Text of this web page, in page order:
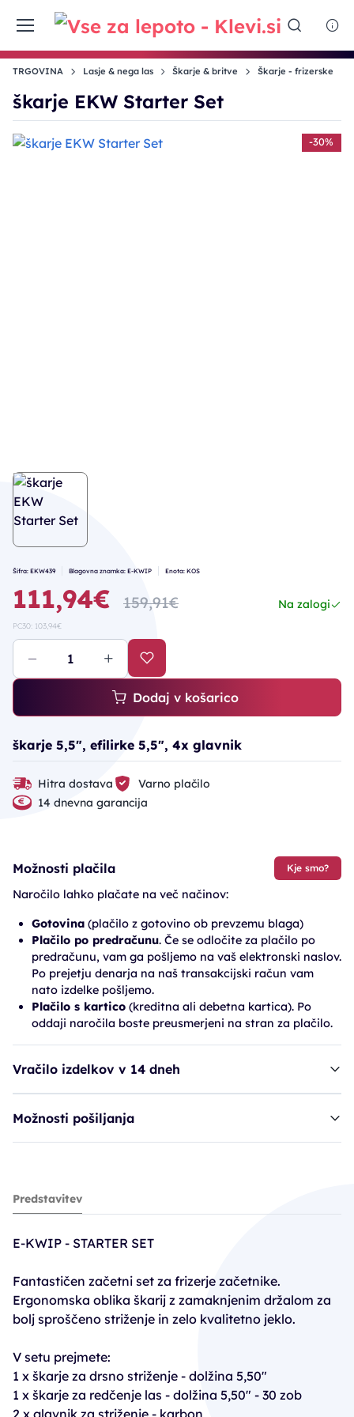
TRGOVINA Lasje & nega las Škarje & britve Škarje - frizerske
škarje EKW Starter Set
-30%
Šifra: EKW439 Blagovna znamka: E-KWIP Enota: KOS
111,94€ 159,91€ Na zalogi
PC30: 103,94€
Dodaj v košarico
škarje 5,5", efilirke 5,5", 4x glavnik
Hitra dostava
Varno plačilo
14 dnevna garancija
Možnosti plačila Kje smo?
Naročilo lahko plačate na več načinov:
Gotovina (plačilo z gotovino ob prevzemu blaga)
Plačilo po predračunu. Če se odločite za plačilo po
predračunu, vam ga pošljemo na vaš elektronski naslov.
Po prejetju denarja na naš transakcijski račun vam
nato izdelke pošljemo.
Plačilo s kartico (kreditna ali debetna kartica). Po
oddaji naročila boste preusmerjeni na stran za plačilo.
Vračilo izdelkov v 14 dneh
Možnosti pošiljanja
škarje EKW Starter Set
111,94€
159,91€
PC30: 103,94€
Predstavitev
E-KWIP - STARTER SET
Fantastičen začetni set za frizerje začetnike.
Ergonomska oblika škarij z zamaknjenim držalom za
bolj sproščeno striženje in zelo kvalitetno jeklo.
V setu prejmete:
1 x škarje za drsno striženje - dolžina 5,50"
1 x škarje za redčenje las - dolžina 5,50" - 30 zob
2 x glavnik za striženje - karbon